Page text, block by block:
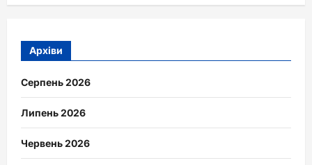
Архіви
Серпень 2026
Липень 2026
Червень 2026